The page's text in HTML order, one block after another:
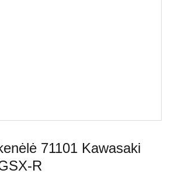
71101 Kawasaki
R